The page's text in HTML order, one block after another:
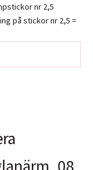
nr 2,5
på stickor nr 2,5 =